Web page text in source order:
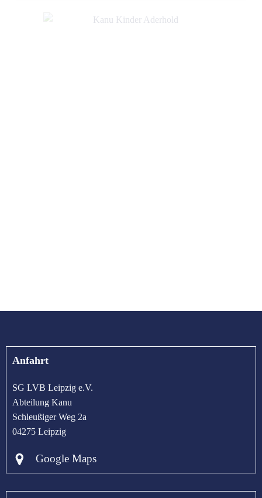
Anfahrt
SG LVB Leipzig e.V.
Abteilung Kanu
Schleußiger Weg 2a
04275 Leipzig
Google Maps